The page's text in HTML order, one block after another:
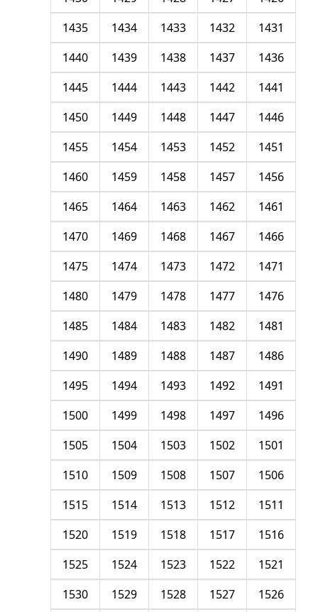
1431
1432
1433
1434
1435
1436
1437
1438
1439
1440
1441
1442
1443
1444
1445
1446
1447
1448
1449
1450
1451
1452
1453
1454
1455
1456
1457
1458
1459
1460
1461
1462
1463
1464
1465
1466
1467
1468
1469
1470
1471
1472
1473
1474
1475
1476
1477
1478
1479
1480
1481
1482
1483
1484
1485
1486
1487
1488
1489
1490
1491
1492
1493
1494
1495
1496
1497
1498
1499
1500
1501
1502
1503
1504
1505
1506
1507
1508
1509
1510
1511
1512
1513
1514
1515
1516
1517
1518
1519
1520
1521
1522
1523
1524
1525
1526
1527
1528
1529
1530